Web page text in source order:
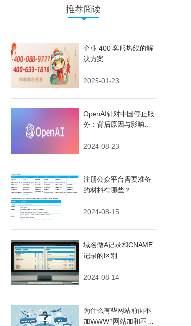
推荐阅读
企业 400 客服热线的解
决方案
2025-01-23
OpenAI针对中国停止服
务：背后原因与影响深
2024-08-23
注册公众平台需要准备
的材料有哪些？
2024-08-15
域名做A记录和CNAME
记录的区别
2024-08-14
为什么有些网站前面不
加WWW?网站加和不加